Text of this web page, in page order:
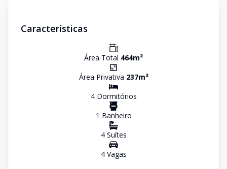
Características
Área Total 464m²
Área Privativa 237m²
4Dormitórios
1 Banheiro
4Suítes
4Vagas